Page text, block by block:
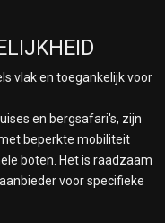
vlak en toegankelijk voor
en bergsafari's, zijn
beperkte mobiliteit
boten. Het is raadzaam
voor specifieke